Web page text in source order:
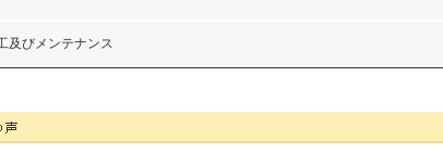
及びメンテナンス